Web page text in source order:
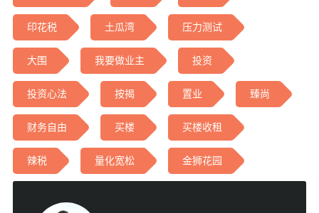
印花税 土瓜湾 压力测试
大围 我要做业主 投资
投资心法 按揭 置业 臻尚
财务自由 买楼 买楼收租
辣税 量化宽松 金狮花园